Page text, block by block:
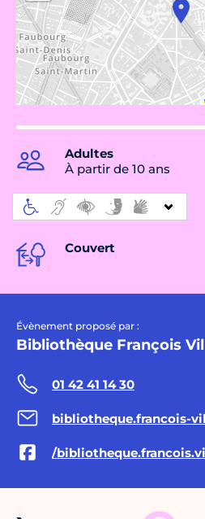
Adultes
À partir de 10 ans
Couvert
Évènement proposé par :
Bibliothèque François
01 42 41 14 30
bibliotheque.francois-
/